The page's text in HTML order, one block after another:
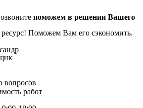
поможем в решении Вашего
Поможем Вам его сэкономить.
вопросов
работ